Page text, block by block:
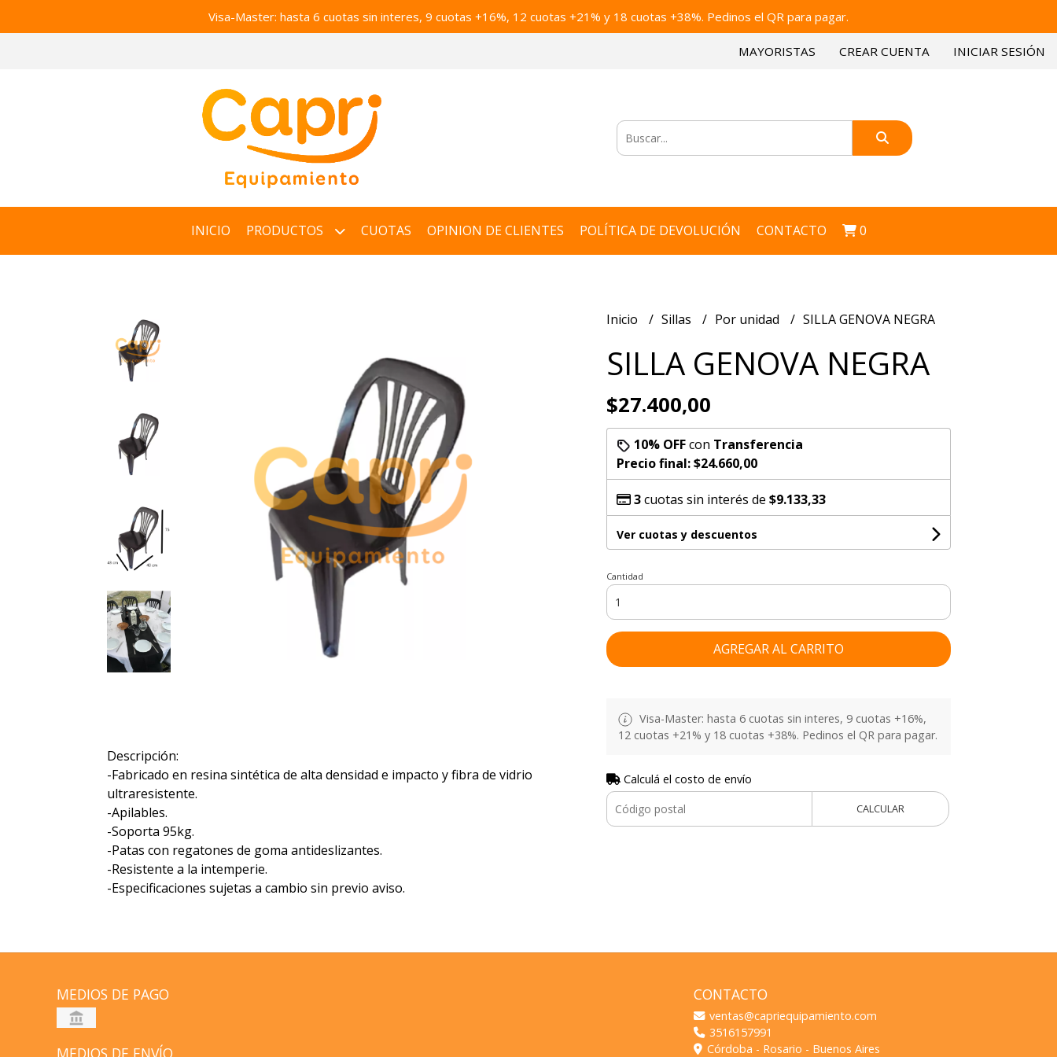
Visa-Master: hasta 6 cuotas sin interes, 9 cuotas +16%, 12 cuotas +21% y 18 cuotas +38%. Pedinos el QR para pagar.
MAYORISTAS CREAR CUENTA INICIAR SESIÓN
INICIO PRODUCTOS CUOTAS OPINION DE CLIENTES POLÍTICA DE DEVOLUCIÓN CONTACTO 0
Descripción:
-Fabricado en resina sintética de alta densidad e impacto y fibra de vidrio
ultraresistente.
-Apilables.
-Soporta 95kg.
-Patas con regatones de goma antideslizantes.
-Resistente a la intemperie.
-Especificaciones sujetas a cambio sin previo aviso.
Inicio Sillas Por unidad SILLA GENOVA NEGRA
SILLA GENOVA NEGRA
$27.400,00
10% OFFcon Transferencia
Precio final:$24.660,00
3cuotas sin interés de $9.133,33
Ver cuotas y descuentos
Cantidad
AGREGAR AL CARRITO
Visa-Master: hasta 6 cuotas sin interes, 9 cuotas +16%,
12 cuotas +21% y 18 cuotas +38%. Pedinos el QR para pagar.
Calculá el costo de envío
CALCULAR
MEDIOS DE PAGO CONTACTO
ventas@capriequipamiento.com
3516157991
Córdoba - Rosario - Buenos Aires